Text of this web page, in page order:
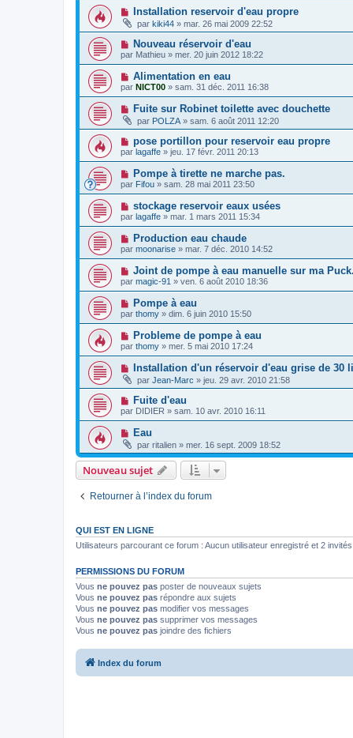
Installation reservoir d'eau propre
par kiki44 » mar. 26 mai 2009 22:52
Nouveau réservoir d'eau
par Mathieu » mer. 20 juin 2012 18:22
Alimentation en eau
par NICT00 » sam. 31 déc. 2011 16:38
Fuite sur Robinet toilette avec douchette
par POLZA » sam. 6 août 2011 12:20
pose portillon pour reservoir eau propre
par lagaffe » jeu. 17 févr. 2011 20:13
Pompe à tirette ne marche pas.
par Fifou » sam. 28 mai 2011 23:50
stockage reservoir eaux usées
par lagaffe » mar. 1 mars 2011 15:34
Production eau chaude
par moonarise » mar. 7 déc. 2010 14:52
Joint de pompe à eau manuelle sur ma
par magic-91 » ven. 6 août 2010 18:36
Pompe à eau
par thomy » dim. 6 juin 2010 15:50
Probleme de pompe à eau
par thomy » mer. 5 mai 2010 17:24
Installation d'un réservoir d'eau grise de 30
par Jean-Marc » jeu. 29 avr. 2010 21:58
Fuite d'eau
par DIDIER » sam. 10 avr. 2010 16:11
Eau
par ritalien » mer. 16 sept. 2009 18:52
Nouveau sujet
Retourner à l’index du forum
QUI EST EN LIGNE
Utilisateurs parcourant ce forum : Aucun utilisateur enregistré et 2 invités
PERMISSIONS DU FORUM
Vous ne pouvez pas poster de nouveaux sujets
Vous ne pouvez pas répondre aux sujets
Vous ne pouvez pas modifier vos messages
Vous ne pouvez pas supprimer vos messages
Vous ne pouvez pas joindre des fichiers
Index du forum